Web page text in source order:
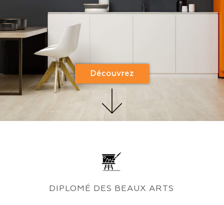
Découvrez
DIPLOMÉ DES BEAUX ARTS